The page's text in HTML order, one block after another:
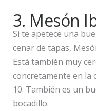
3. Mesón
Si te apetece una
cenar de tapas,
Está también muy
concretamente en la
10. También es un
bocadillo.